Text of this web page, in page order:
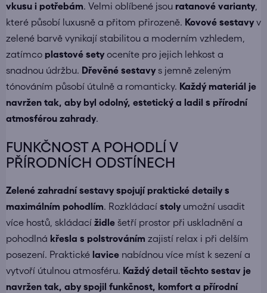
vkusu i potřebám. Velmi oblíbené jsou ratanové varianty,
které působí luxusně a přitom přirozeně. Kovové sestavyv
zelené barvě vynikají stabilitou a moderním vzhledem,
zatímco plastové setyoceníte pro jejich lehkost a
snadnou údržbu. Dřevěné sestavys jemně zeleným
tónováním působí útulně a romanticky. Každý materiál je
navržen tak, aby byl odolný, estetický a ladil s přírodní
atmosférou zahrady.
FUNKČNOST A POHODLÍ V
PŘÍRODNÍCH ODSTÍNECH
Zelené zahradní sestavy spojují praktické detaily s
maximálním pohodlím. Rozkládací stolyumožní usadit
více hostů, skládací židle šetří prostor při uskladnění a
pohodlná křesla s polstrováním zajistí relax i při delším
posezení. Praktické lavice nabídnou více míst k sezení a
vytvoří útulnou atmosféru. Každý detail těchto sestav je
navržen tak, aby spojil funkčnost, komfort a přírodní